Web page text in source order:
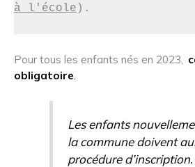
à l'école ).
Pour tous les enfants nés en 2023,
obligatoire
Les enfants
la commune doivent
procédure